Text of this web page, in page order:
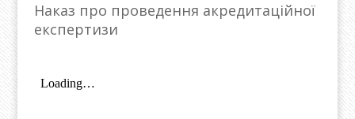
Наказ про проведення акредитаційної
експертизи